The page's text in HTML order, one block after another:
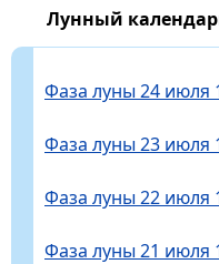
Лунный
Фаза луны 24 июля
Фаза луны 23 июля
Фаза луны 22 июля
Фаза луны 21 июля